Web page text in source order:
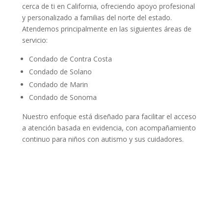
cerca de ti en California, ofreciendo apoyo profesional
y personalizado a familias del norte del estado.
Atendemos principalmente en las siguientes áreas de
servicio:
Condado de Contra Costa
Condado de Solano
Condado de Marin
Condado de Sonoma
Nuestro enfoque está diseñado para facilitar el acceso
a atención basada en evidencia, con acompañamiento
continuo para niños con autismo y sus cuidadores.